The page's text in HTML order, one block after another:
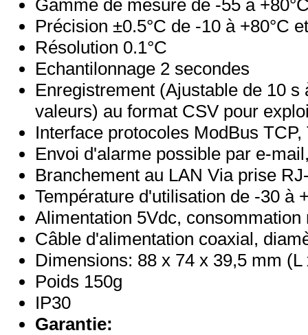
Gamme de mesure de -55 à
Précision ±0.5°C de -10 à +80°C
Résolution 0.1°C
Echantilonnage 2 secondes
Enregistrement (Ajustable de 10
valeurs) au format CSV pour
Interface protocoles ModBus
Envoi d'alarme possible par e-
Branchement au LAN Via prise
Température d'utilisation de -30 à
Alimentation 5Vdc, consommation
Câble d'alimentation coaxial,
Dimensions: 88 x 74 x 39,5 mm
Poids 150g
IP30
Garantie: